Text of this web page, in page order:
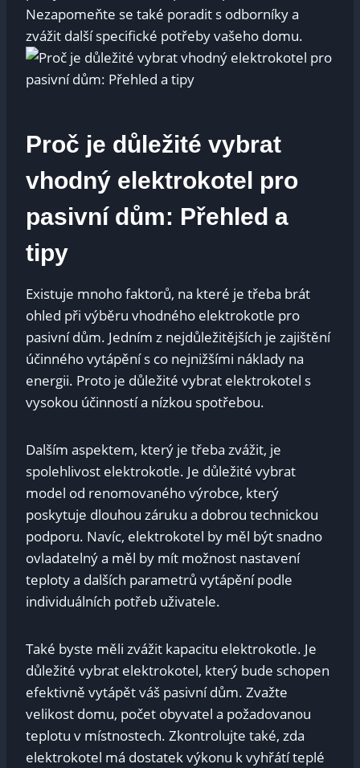
Nezapomeňte se také poradit s odborníky a
zvážit další specifické potřeby vašeho domu.
Proč je důležité vybrat
vhodný elektrokotel pro
pasivní dům: Přehled a
tipy
Existuje mnoho faktorů, na které je třeba brát
ohled při výběru vhodného elektrokotle pro
pasivní dům. Jedním z nejdůležitějších je zajištění
účinného vytápění s co nejnižšími náklady na
energii. Proto je důležité vybrat elektrokotel s
vysokou účinností a nízkou spotřebou.
Dalším aspektem, který je třeba zvážit, je
spolehlivost elektrokotle. Je důležité vybrat
model od renomovaného výrobce, který
poskytuje dlouhou záruku a dobrou technickou
podporu. Navíc, elektrokotel by měl být snadno
ovladatelný a měl by mít možnost nastavení
teploty a dalších parametrů vytápění podle
individuálních potřeb uživatele.
Také byste měli zvážit kapacitu elektrokotle. Je
důležité vybrat elektrokotel, který bude schopen
efektivně vytápět váš pasivní dům. Zvažte
velikost domu, počet obyvatel a požadovanou
teplotu v místnostech. Zkontrolujte také, zda
elektrokotel má dostatek výkonu k vyhřátí teplé